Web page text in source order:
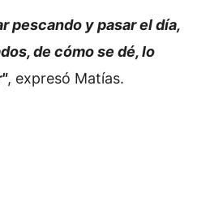
pescando y pasar el día,
de cómo se dé, lo
, expresó Matías.